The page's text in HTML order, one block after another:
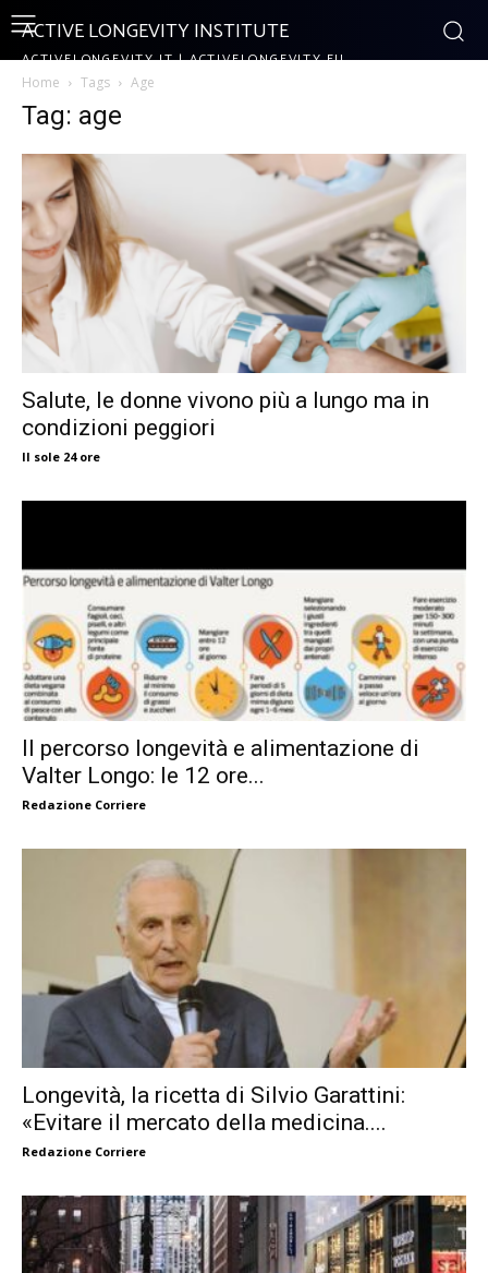
ACTIVE LONGEVITY INSTITUTE
ACTIVELONGEVITY.IT | ACTIVELONGEVITY.EU
Home Tags Age
Tag: age
Salute, le donne vivono più a lungo ma in
condizioni peggiori
Il sole 24 ore
Il percorso longevità e alimentazione di
Valter Longo: le 12 ore...
Redazione Corriere
Longevità, la ricetta di Silvio Garattini:
«Evitare il mercato della medicina....
Redazione Corriere